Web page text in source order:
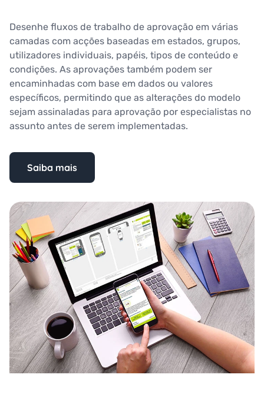
Desenhe fluxos de trabalho de aprovação em várias
camadas com acções baseadas em estados, grupos,
utilizadores individuais, papéis, tipos de conteúdo e
condições. As aprovações também podem ser
encaminhadas com base em dados ou valores
específicos, permitindo que as alterações do modelo
sejam assinaladas para aprovação por especialistas no
assunto antes de serem implementadas.
Saiba mais